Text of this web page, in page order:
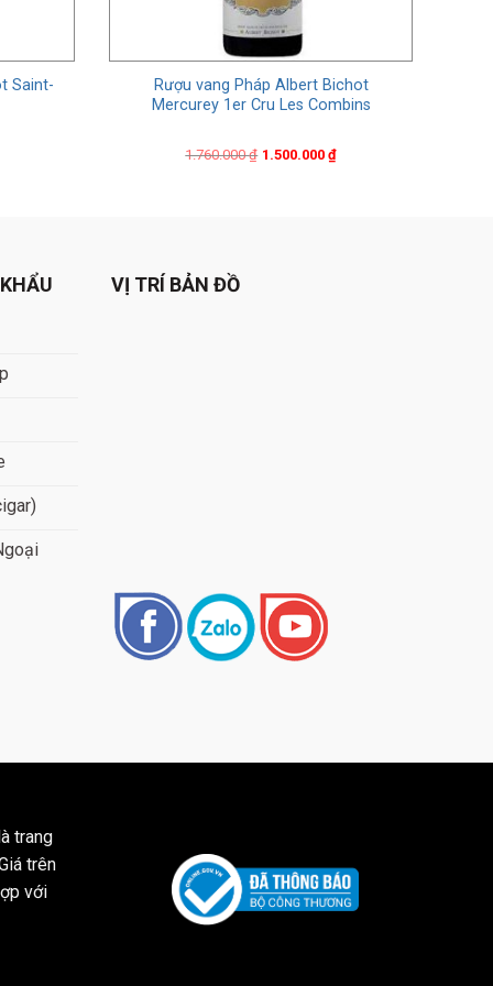
Saint-
Rượu vang Pháp Albert Bichot
Mercurey 1er Cru Les Combins
1.760.000₫
Original
1.500.000₫
Current
VỊ TRÍ BẢN ĐỒ
trang
trên
với